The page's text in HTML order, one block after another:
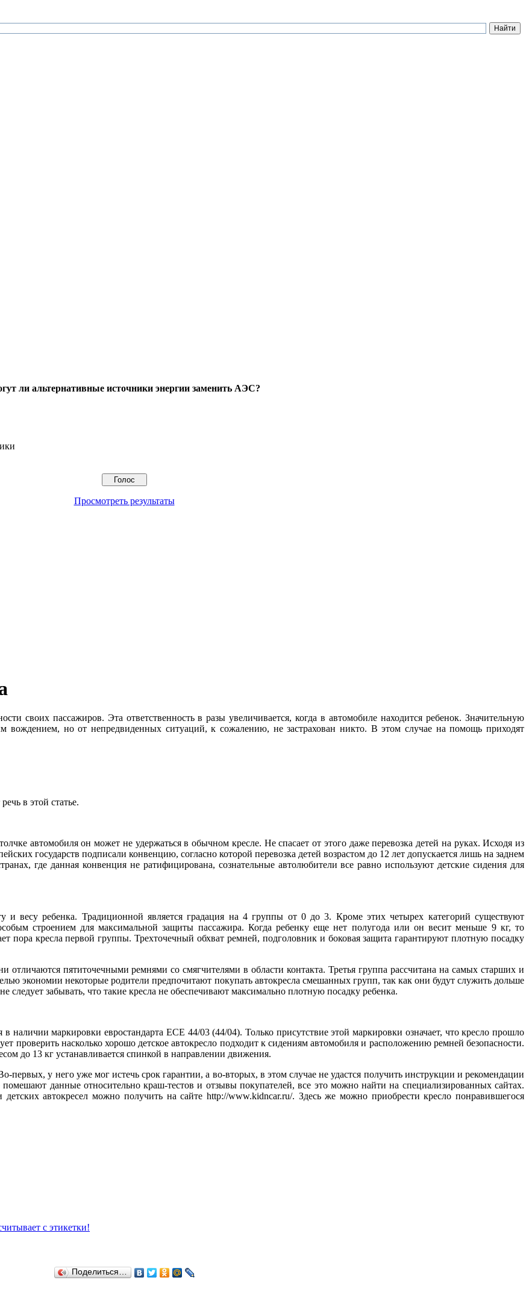
ли альтернативные источники энергии заменить АЭС?
Просмотреть результаты
своих пассажиров. Эта ответственность в разы увеличивается, когда в автомобиле находится ребенок. Значительную
вождением, но от непредвиденных ситуаций, к сожалению, не застрахован никто. В этом случае на помощь приходят
в этой статье.
автомобиля он может не удержаться в обычном кресле. Не спасает от этого даже перевозка детей на руках. Исходя из
государств подписали конвенцию, согласно которой перевозка детей возрастом до 12 лет допускается лишь на заднем
где данная конвенция не ратифицирована, сознательные автолюбители все равно используют детские сидения для
и весу ребенка. Традиционной является градация на 4 группы от 0 до 3. Кроме этих четырех категорий существуют
строением для максимальной защиты пассажира. Когда ребенку еще нет полугода или он весит меньше 9 кг, то
пора кресла первой группы. Трехточечный обхват ремней, подголовник и боковая защита гарантируют плотную посадку
отличаются пятиточечными ремнями со смягчителями в области контакта. Третья группа рассчитана на самых старших и
экономии некоторые родители предпочитают покупать автокресла смешанных групп, так как они будут служить дольше
следует забывать, что такие кресла не обеспечивают максимально плотную посадку ребенка.
наличии маркировки евростандарта ЕСЕ 44/03 (44/04). Только присутствие этой маркировки означает, что кресло прошло
проверить насколько хорошо детское автокресло подходит к сидениям автомобиля и расположению ремней безопасности.
до 13 кг устанавливается спинкой в направлении движения.
у него уже мог истечь срок гарантии, а во-вторых, в этом случае не удастся получить инструкции и рекомендации
данные относительно краш-тестов и отзывы покупателей, все это можно найти на специализированных сайтах.
автокресел можно получить на сайте http://www.kidncar.ru/. Здесь же можно приобрести кресло понравившегося
с этикетки!
Поделиться…